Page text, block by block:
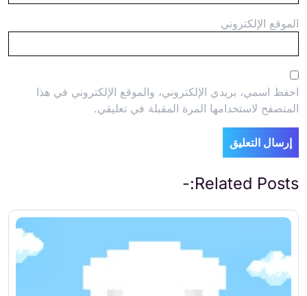
الموقع الإلكتروني
احفظ اسمي، بريدي الإلكتروني، والموقع الإلكتروني في هذا
المتصفح لاستخدامها المرة المقبلة في تعليقي.
Related Posts:-